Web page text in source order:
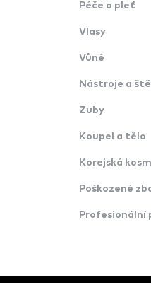
Péče o pleť
Vlasy
Vůně
Nástroje a
Zuby
Koupel a tělo
Korejská
Poškozené
Profesionální